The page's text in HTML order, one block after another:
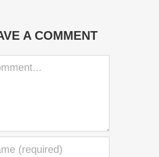
A COMMENT